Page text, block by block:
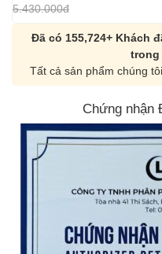
5.430.000đ
Đã có 155,724+ Khách
trong
Tất cả sản phẩm chúng
Chứng nhận